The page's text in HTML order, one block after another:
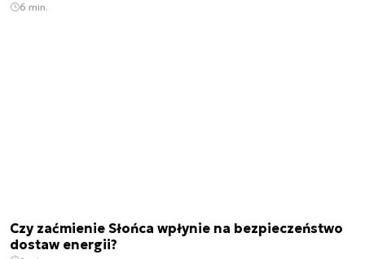
6 min.
Czy zaćmienie Słońca wpłynie na bezpieczeństwo
dostaw energii?